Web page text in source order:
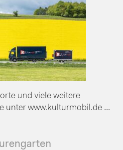
und viele weitere
unter www.kulturmobil.de ...